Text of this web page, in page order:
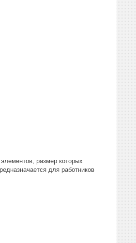
размер которых
для работников